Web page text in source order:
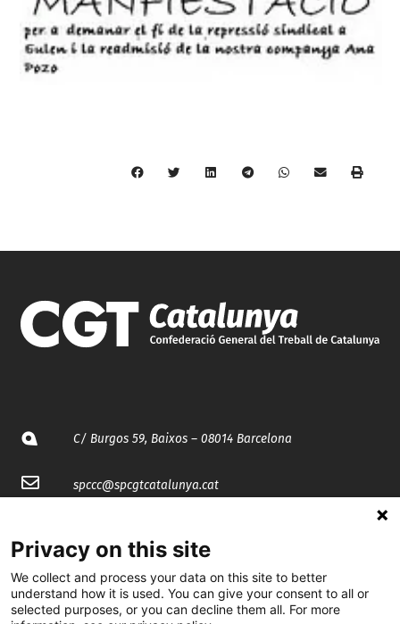
C/ Burgos 59, Baixos – 08014 Barcelona
spccc@spcgtcatalunya.cat
@CGTCatalunya
cgtcatalunya
Privacy on this site
We collect and process your data on this site to better
understand how it is used. You can give your consent to all or
selected purposes, or you can decline them all. For more